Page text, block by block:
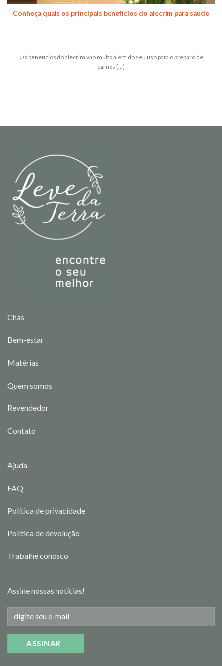
Conheça quais os principais benefícios do alecrim para saúde
Os benefícios do alecrim vão muito além do seu uso para o preparo de
carnes [...]
Chás
Bem-estar
Matérias
Quem somos
Revendedor
Contato
Ajuda
FAQ
Política de privacidade
Política de devolução
Trabalhe conosco
Assine nossas notícias!